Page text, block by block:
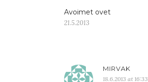
Avoimet ovet
21.5.2013
MIRVAK
18.6.2013 at 16:33